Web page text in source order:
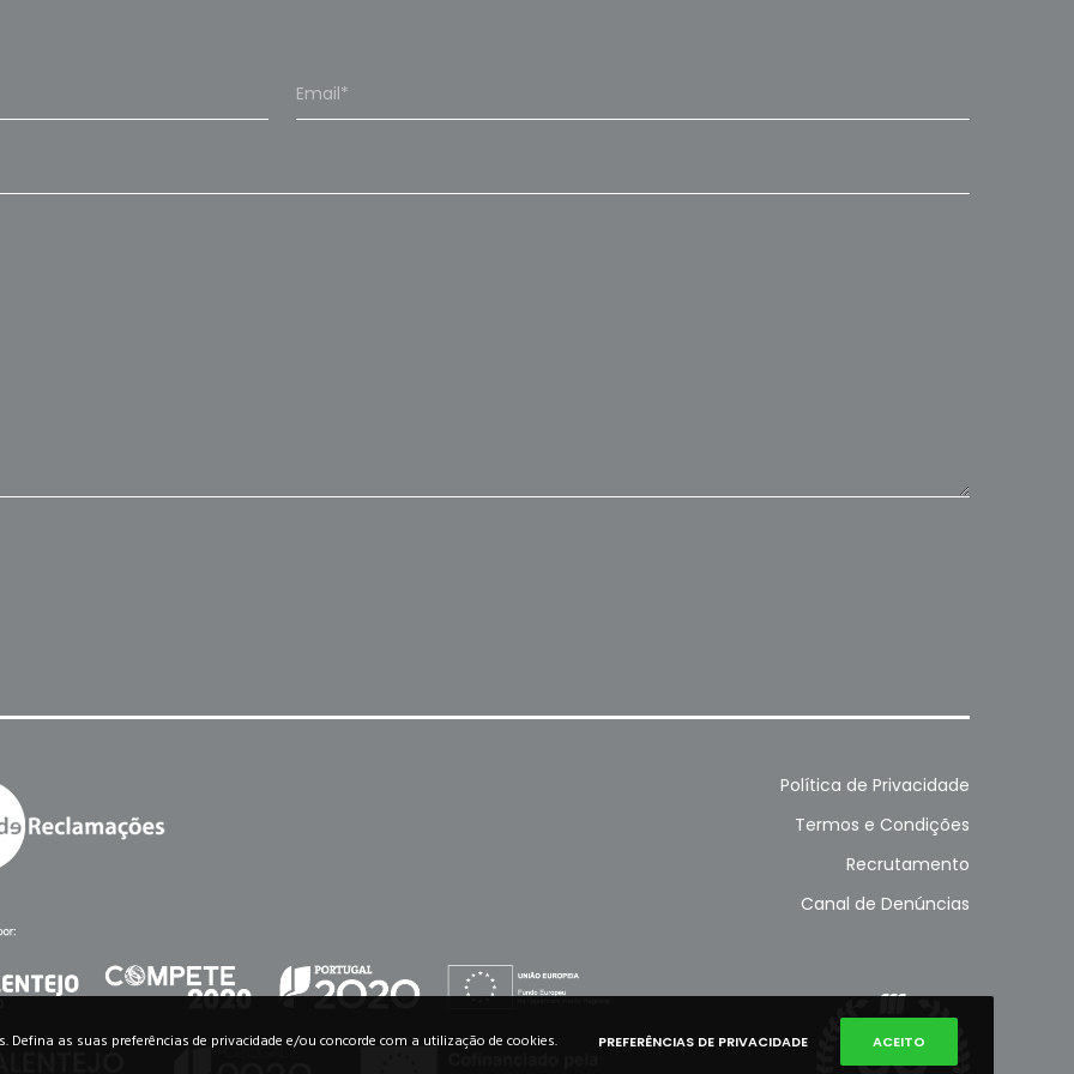
Política de Privacidade
Termos e Condições
Recrutamento
Canal de Denúncias
as suas preferências de privacidade e/ou concorde com a utilização de cookies. PREFERÊNCIAS DE PRIVACIDADE ACEITO